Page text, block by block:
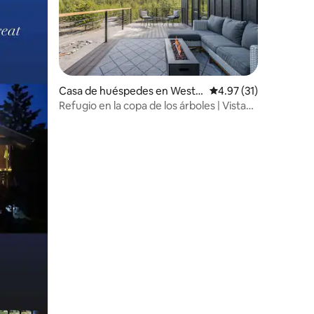
Casa de huéspedes en West
Glacier
Calificación
4.97 (31)
Refugio en la copa de los árboles | Vistas